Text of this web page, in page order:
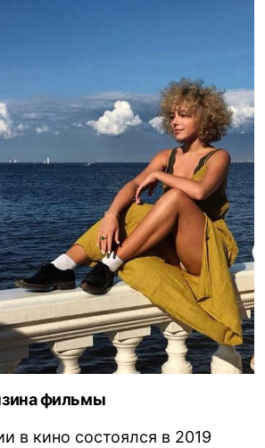
фильмы
в кино состоялся в 2019